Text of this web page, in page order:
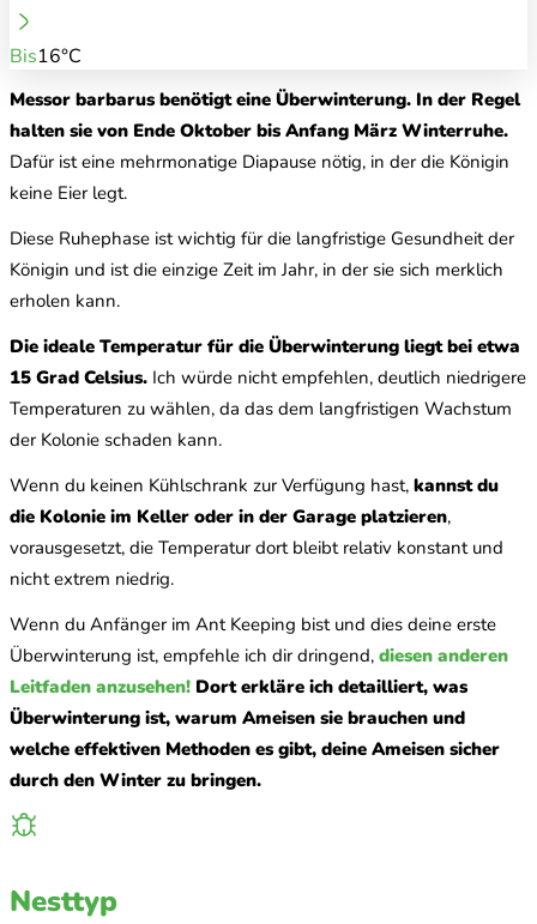
Bis16°C
Messor barbarus benötigt eine Überwinterung. In der Regel
halten sie von Ende Oktober bis Anfang März Winterruhe.
Dafür ist eine mehrmonatige Diapause nötig, in der die Königin
keine Eier legt.
Diese Ruhephase ist wichtig für die langfristige Gesundheit der
Königin und ist die einzige Zeit im Jahr, in der sie sich merklich
erholen kann.
Die ideale Temperatur für die Überwinterung liegt bei etwa
15 Grad Celsius. Ich würde nicht empfehlen, deutlich niedrigere
Temperaturen zu wählen, da das dem langfristigen Wachstum
der Kolonie schaden kann.
Wenn du keinen Kühlschrank zur Verfügung hast, kannst du
die Kolonie im Keller oder in der Garage platzieren,
vorausgesetzt, die Temperatur dort bleibt relativ konstant und
nicht extrem niedrig.
Wenn du Anfänger im Ant Keeping bist und dies deine erste
Überwinterung ist, empfehle ich dir dringend, diesen anderen
Leitfaden anzusehen! Dort erkläre ich detailliert, was
Überwinterung ist, warum Ameisen sie brauchen und
welche effektiven Methoden es gibt, deine Ameisen sicher
durch den Winter zu bringen.
Nesttyp